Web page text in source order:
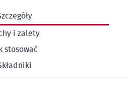
i zalety
stosować